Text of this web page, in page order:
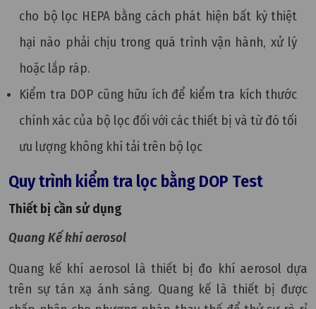
cho bộ lọc HEPA bằng cách phát hiện bất kỳ thiệt
hại nào phải chịu trong quá trình vận hành, xử lý
hoặc lắp ráp.
Kiểm tra DOP cũng hữu ích để kiểm tra kích thước
chính xác của bộ lọc đối với các thiết bị và từ đó tối
ưu lượng không khí tải trên bộ lọc
Quy trình kiểm tra lọc bằng DOP Test
Thiết bị cần sử dụng
Quang Kế khí aerosol
Quang kế khí aerosol là thiết bị đo khí aerosol dựa
trên sự tán xạ ánh sáng. Quang kế là thiết bị được